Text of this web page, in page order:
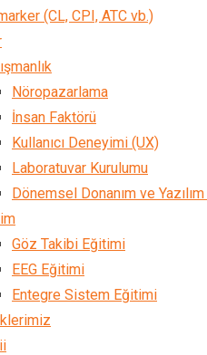
(CL, CPI, ATC vb.)
Nöropazarlama
İnsan Faktörü
Kullanıcı Deneyimi (UX)
Laboratuvar Kurulumu
Dönemsel Donanım ve
Göz Takibi Eğitimi
EEG Eğitimi
Entegre Sistem Eğitimi